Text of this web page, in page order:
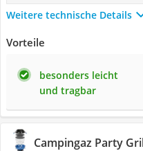
Weitere technische Details
Vorteile
besonders leicht
und tragbar
Campingaz Party